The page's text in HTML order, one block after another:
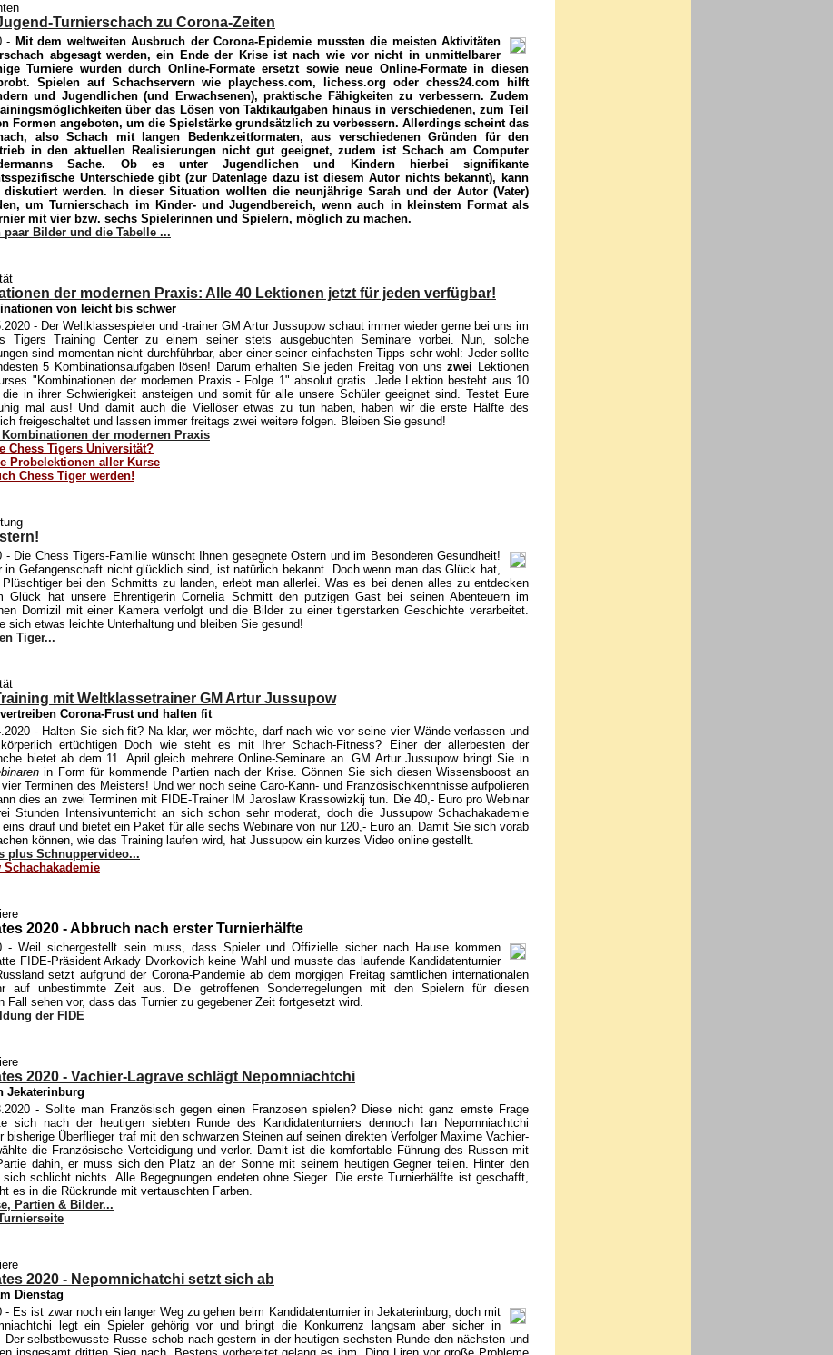
Turnierschach zu Corona-Zeiten
- Mit dem weltweiten Ausbruch der Corona-Epidemie mussten die meisten Aktivitäten
abgesagt werden, ein Ende der Krise ist nach wie vor nicht in unmittelbarer
Turniere wurden durch Online-Formate ersetzt sowie neue Online-Formate in diesen
Spielen auf Schachservern wie playchess.com, lichess.org oder chess24.com hilft
und Jugendlichen (und Erwachsenen), praktische Fähigkeiten zu verbessern. Zudem
über das Lösen von Taktikaufgaben hinaus in verschiedenen, zum Teil
Formen angeboten, um die Spielstärke grundsätzlich zu verbessern. Allerdings scheint das
also Schach mit langen Bedenkzeitformaten, aus verschiedenen Gründen für den
in den aktuellen Realisierungen nicht gut geeignet, zudem ist Schach am Computer
Sache. Ob es unter Jugendlichen und Kindern hierbei signifikante
Unterschiede gibt (zur Datenlage dazu ist diesem Autor nichts bekannt), kann
diskutiert werden. In dieser Situation wollten die neunjährige Sarah und der Autor (Vater)
um Turnierschach im Kinder- und Jugendbereich, wenn auch in kleinstem Format als
mit vier bzw. sechs Spielerinnen und Spielern, möglich zu machen.
Bilder und die Tabelle ...
der modernen Praxis: Alle 40 Lektionen jetzt für jeden verfügbar!
von leicht bis schwer
- Der Weltklassespieler und -trainer GM Artur Jussupow schaut immer wieder gerne bei uns im
Tigers Training Center zu einem seiner stets ausgebuchten Seminare vorbei. Nun, solche
sind momentan nicht durchführbar, aber einer seiner einfachsten Tipps sehr wohl: Jeder sollte
5 Kombinationsaufgaben lösen! Darum erhalten Sie jeden Freitag von unszwei Lektionen
"Kombinationen der modernen Praxis - Folge 1" absolut gratis. Jede Lektion besteht aus 10
die in ihrer Schwierigkeit ansteigen und somit für alle unsere Schüler geeignet sind. Testet Eure
mal aus! Und damit auch die Viellöser etwas zu tun haben, haben wir die erste Hälfte des
freigeschaltet und lassen immer freitags zwei weitere folgen. Bleiben Sie gesund!
der modernen Praxis
Chess Tigers Universität?
Probelektionen aller Kurse
Chess Tiger werden!
- Die Chess Tigers-Familie wünscht Ihnen gesegnete Ostern und im Besonderen Gesundheit!
in Gefangenschaft nicht glücklich sind, ist natürlich bekannt. Doch wenn man das Glück hat,
bei den Schmitts zu landen, erlebt man allerlei. Was es bei denen alles zu entdecken
Glück hat unsere Ehrentigerin Cornelia Schmitt den putzigen Gast bei seinen Abenteuern im
Domizil mit einer Kamera verfolgt und die Bilder zu einer tigerstarken Geschichte verarbeitet.
sich etwas leichte Unterhaltung und bleiben Sie gesund!
Tiger...
mit Weltklassetrainer GM Artur Jussupow
Corona-Frust und halten fit
- Halten Sie sich fit? Na klar, wer möchte, darf nach wie vor seine vier Wände verlassen und
ertüchtigen Doch wie steht es mit Ihrer Schach-Fitness? Einer der allerbesten der
bietet ab dem 11. April gleich mehrere Online-Seminare an. GM Artur Jussupow bringt Sie in
in Form für kommende Partien nach der Krise. Gönnen Sie sich diesen Wissensboost an
Terminen des Meisters! Und wer noch seine Caro-Kann- und Französischkenntnisse aufpolieren
dies an zwei Terminen mit FIDE-Trainer IM Jaroslaw Krassowizkij tun. Die 40,- Euro pro Webinar
Stunden Intensivunterricht an sich schon sehr moderat, doch die Jussupow Schachakademie
drauf und bietet ein Paket für alle sechs Webinare von nur 120,- Euro an. Damit Sie sich vorab
können, wie das Training laufen wird, hat Jussupow ein kurzes Video online gestellt.
plus Schnuppervideo...
2020 - Abbruch nach erster Turnierhälfte
- Weil sichergestellt sein muss, dass Spieler und Offizielle sicher nach Hause kommen
FIDE-Präsident Arkady Dvorkovich keine Wahl und musste das laufende Kandidatenturnier
setzt aufgrund der Corona-Pandemie ab dem morgigen Freitag sämtlichen internationalen
auf unbestimmte Zeit aus. Die getroffenen Sonderregelungen mit den Spielern für diesen
Fall sehen vor, dass das Turnier zu gegebener Zeit fortgesetzt wird.
der FIDE
2020 - Vachier-Lagrave schlägt Nepomniachtchi
Jekaterinburg
- Sollte man Französisch gegen einen Franzosen spielen? Diese nicht ganz ernste Frage
sich nach der heutigen siebten Runde des Kandidatenturniers dennoch Ian Nepomniachtchi
bisherige Überflieger traf mit den schwarzen Steinen auf seinen direkten Verfolger Maxime Vachier-
die Französische Verteidigung und verlor. Damit ist die komfortable Führung des Russen mit
dahin, er muss sich den Platz an der Sonne mit seinem heutigen Gegner teilen. Hinter den
sich schlicht nichts. Alle Begegnungen endeten ohne Sieger. Die erste Turnierhälfte ist geschafft,
es in die Rückrunde mit vertauschten Farben.
Partien & Bilder...
2020 - Nepomnichatchi setzt sich ab
Dienstag
- Es ist zwar noch ein langer Weg zu gehen beim Kandidatenturnier in Jekaterinburg, doch mit
legt ein Spieler gehörig vor und bringt die Konkurrenz langsam aber sicher in
Der selbstbewusste Russe schob nach gestern in der heutigen sechsten Runde den nächsten und